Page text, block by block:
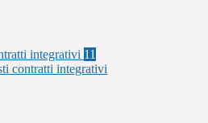
integrativi 11
contratti integrativi